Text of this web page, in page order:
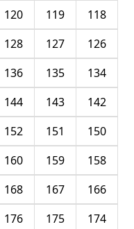
118
119
120
126
127
128
134
135
136
142
143
144
150
151
152
158
159
160
166
167
168
174
175
176